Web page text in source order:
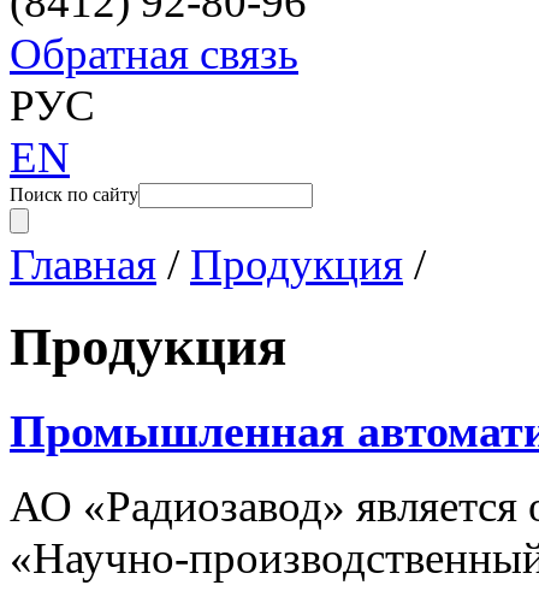
Обратная связь
РУС
EN
Поиск по сайту
Главная / Продукция /
Продукция
Промышленная
АО «Радиозавод»
«Научно-